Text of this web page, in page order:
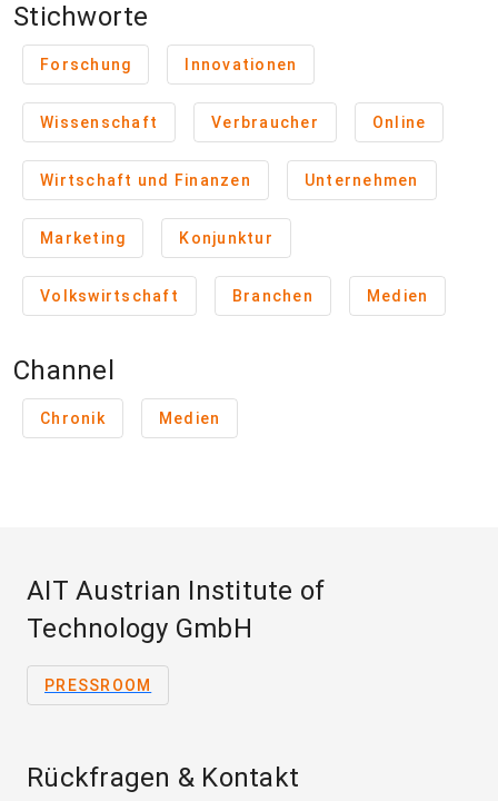
Stichworte
Forschung Innovationen
Wissenschaft Verbraucher Online
Wirtschaft und Finanzen Unternehmen
Marketing Konjunktur
Volkswirtschaft Branchen Medien
Channel
Chronik Medien
AIT Austrian Institute of
Technology GmbH
PRESSROOM
Rückfragen & Kontakt